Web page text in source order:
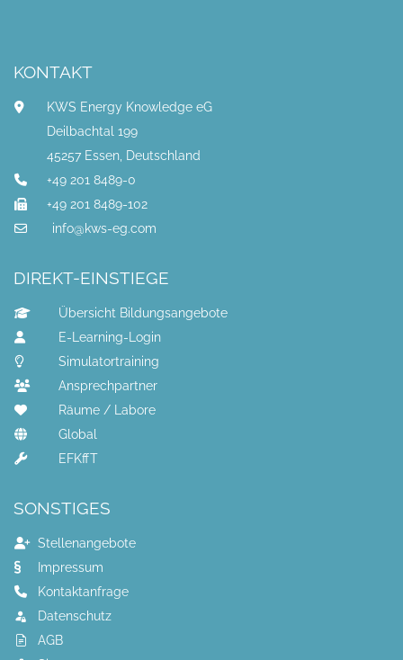
KONTAKT
KWS Energy Knowledge eG
Deilbachtal 199
45257 Essen, Deutschland
+49 201 8489-0
+49 201 8489-102
info@kws-eg.com
DIREKT-EINSTIEGE
Übersicht Bildungsangebote
E-Learning-Login
Simulatortraining
Ansprechpartner
Räume / Labore
Global
EFKffT
SONSTIGES
Stellenangebote
Impressum
Kontaktanfrage
Datenschutz
AGB